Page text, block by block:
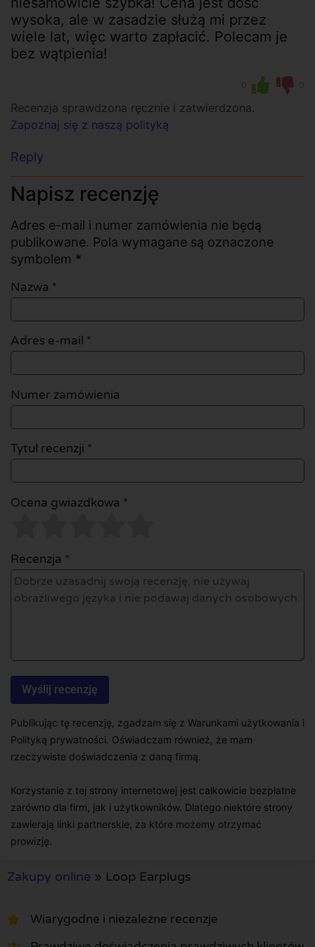
wysoka, ale w zasadzie służą mi przez
wiele lat, więc warto zapłacić. Polecam je
bez wątpienia!
Recenzja sprawdzona ręcznie i zatwierdzona.
Zapoznaj się z naszą polityką
Reply
Napisz recenzję
Adres e-mail i numer zamówienia nie będą
publikowane. Pola wymagane są oznaczone
symbolem *
Nazwa *
Adres e-mail *
Numer zamówienia
Tytuł recenzji *
Ocena gwiazdkowa *
Recenzja *
Publikując tę recenzję, zgadzam się z Warunkami użytkowania i
Polityką prywatności. Oświadczam również, że mam
rzeczywiste doświadczenia z daną firmą.
Korzystanie z tej strony internetowej jest całkowicie bezpłatne
zarówno dla firm, jak i użytkowników. Dlatego niektóre strony
zawierają linki partnerskie, za które możemy otrzymać
prowizję.
Zakupy online » Loop Earplugs
Wiarygodne i niezależne recenzje